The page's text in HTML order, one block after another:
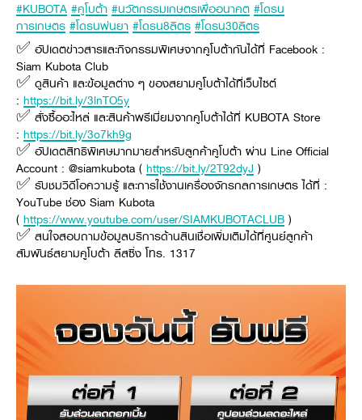
#KUBOTA #คูโบต้า #นวัตกรรมเกษตรเพื่ออนาคต #โดรน
การเกษตร #โดรนพ่นยา #โดรน8ลิตร #โดรน30ลิตร
✅ อัปเดตข่าวสารและกิจกรรมพิเศษจากคูโบต้ากันได้ที่ Facebook :
Siam Kubota Club
✅ ดูสินค้า และข้อมูลต่าง ๆ ของสยามคูโบต้าได้ที่เว็บไซต์
: https://bit.ly/3lnTO5y
✅ สั่งซื้ออะไหล่ และสินค้าพรีเมี่ยมจากคูโบต้าได้ที่ KUBOTA Store
: https://bit.ly/3o7kh9g
✅ อัปเดตสิทธิพิเศษมากมายสำหรับลูกค้าคูโบต้า ผ่าน Line Official
Account : @siamkubota ( https://bit.ly/2T92dyJ )
✅ รับชมวิดีโอความรู้ และการใช้งานเครื่องจักรกลการเกษตร ได้ที่ :
YouTube ช่อง Siam Kubota
( https://www.youtube.com/user/SIAMKUBOTACLUB )
✅ สนใจสอบถามข้อมูลบริการด้านสินเชื่อเพิ่มเติมได้ที่ศูนย์ลูกค้า
สัมพันธ์สยามคูโบต้า ลีสซิ่ง โทร. 1317